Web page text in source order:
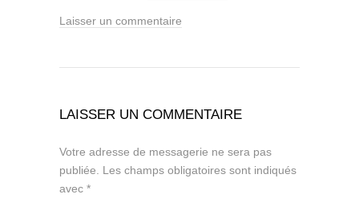
Laisser un commentaire
LAISSER UN COMMENTAIRE
Votre adresse de messagerie ne sera pas
publiée. Les champs obligatoires sont indiqués
avec *